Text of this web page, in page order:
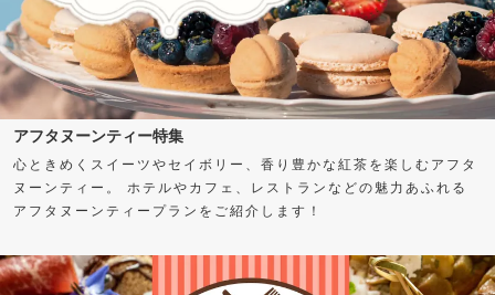
アフタヌーンティー特集
心ときめくスイーツやセイボリー、香り豊かな紅茶を楽しむアフタ
ヌーンティー。 ホテルやカフェ、レストランなどの魅力あふれる
アフタヌーンティープランをご紹介します！